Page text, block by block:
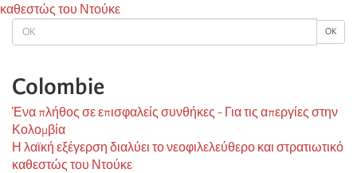
OK OK
Colombie
Ένα πλήθος σε επισφαλείς συνθήκες - Για τις απεργίες στην
Κολομβία
Η λαϊκή εξέγερση διαλύει το νεοφιλελεύθερο και στρατιωτικό
καθεστώς του Ντούκε
καθεστώς του Ντούκε